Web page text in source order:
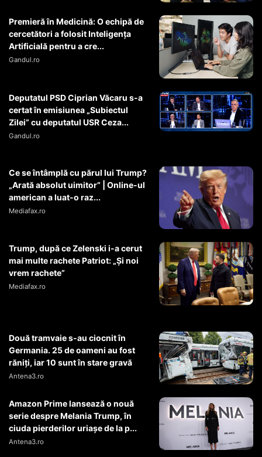
Premieră în Medicină: O echipă de
cercetători a folosit Inteligența
Artificială pentru a cre...
Gandul.ro
Deputatul PSD Ciprian Văcaru s-a
certat în emisiunea „Subiectul
Zilei” cu deputatul USR Ceza...
Gandul.ro
Ce se întâmplă cu părul lui Trump?
„Arată absolut uimitor” | Online-ul
american a luat-o raz...
Mediafax.ro
Trump, după ce Zelenski i-a cerut
mai multe rachete Patriot: „Și noi
vrem rachete”
Mediafax.ro
Două tramvaie s-au ciocnit în
Germania. 25 de oameni au fost
răniți, iar 10 sunt în stare gravă
Antena3.ro
Amazon Prime lansează o nouă
serie despre Melania Trump, în
ciuda pierderilor uriașe de la p...
Antena3.ro